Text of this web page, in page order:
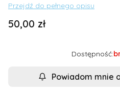
Przejdź do pełnego opisu
Cena
50,00 zł
Dostępność:
Powiadom mnie